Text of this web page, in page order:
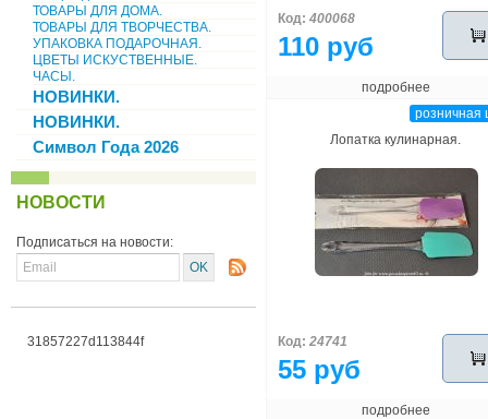
ТОВАРЫ ДЛЯ ДОМА.
ТОВАРЫ ДЛЯ ТВОРЧЕСТВА.
УПАКОВКА ПОДАРОЧНАЯ.
ЦВЕТЫ ИСКУСТВЕННЫЕ.
ЧАСЫ.
НОВИНКИ.
НОВИНКИ.
Символ Года 2026
НОВОСТИ
Подписаться на новости:
31857227d113844f
Код: 400068
110 руб
подробнее
розничная
Лопатка кулинарная.
Код: 24741
55 руб
подробнее